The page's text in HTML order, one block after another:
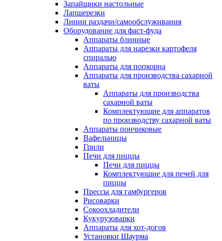
Запайщики настольные
Лапшерезки
Линии раздачи/самообслуживания
Оборудование для фаст-фуда
Аппараты блинные
Аппараты для нарезки картофеля
спиралью
Аппараты для попкорна
Аппараты для производства сахарной
ваты
Аппараты для производства
сахарной ваты
Комплектующие для аппаратов
по производству сахарной ваты
Аппараты пончиковые
Вафельницы
Грили
Печи для пиццы
Печи для пиццы
Комплектующие для печей для
пиццы
Прессы для гамбургеров
Рисоварки
Сокоохладители
Кукурузоварки
Аппараты для хот-догов
Установки Шаурма